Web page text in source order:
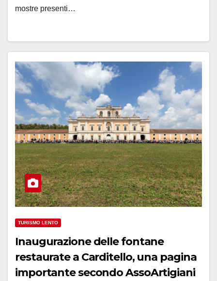
mostre presenti…
TURISMO LENTO
Inaugurazione delle fontane
restaurate a Carditello, una pagina
importante secondo AssoArtigiani